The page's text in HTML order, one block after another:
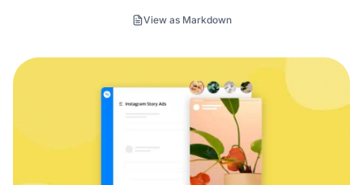
View as Markdown